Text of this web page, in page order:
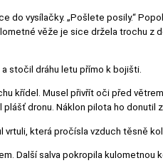
do vysílačky. „Pošlete posily.“
věže je sice držela trochu z
stočil dráhu letu přímo k bojišti.
křídel. Musel přivřít oči před
dronu. Náklon pilota ho donutil
která pročísla vzduch těsně
Další salva pokropila kulometnou